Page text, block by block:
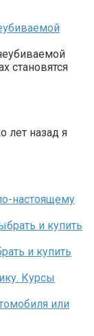
становятся
лет назад я
настоящему
и купить
Курсы
или